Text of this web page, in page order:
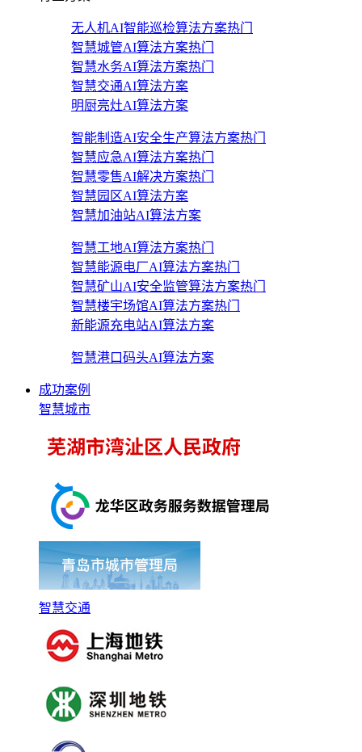
无人机AI智能巡检算法方案热门
智慧城管AI算法方案热门
智慧水务AI算法方案热门
智慧交通AI算法方案
明厨亮灶AI算法方案
智能制造AI安全生产算法方案热门
智慧应急AI算法方案热门
智慧零售AI解决方案热门
智慧园区AI算法方案
智慧加油站AI算法方案
智慧工地AI算法方案热门
智慧能源电厂AI算法方案热门
智慧矿山AI安全监管算法方案热门
智慧楼宇场馆AI算法方案热门
新能源充电站AI算法方案
智慧港口码头AI算法方案
成功案例
智慧城市
智慧交通